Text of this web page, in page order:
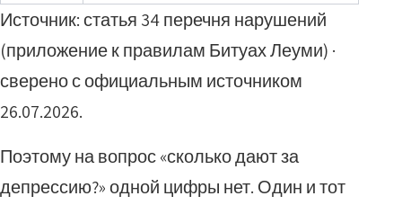
Источник: статья 34 перечня нарушений
(приложение к правилам Битуах Леуми) ·
сверено с официальным источником
26.07.2026.
Поэтому на вопрос «сколько дают за
депрессию?» одной цифры нет. Один и тот